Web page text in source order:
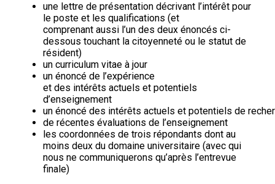
une lettre de présentation décrivant l’intérêt pour
le poste et les qualifications (et
comprenant aussi l’un des deux énoncés ci-
dessous touchant la citoyenneté ou le statut de
résident)
un curriculum vitae à jour
un énoncé de l’expérience
et des intérêts actuels et potentiels
d’enseignement
un énoncé des intérêts actuels et potentiels de
de récentes évaluations de l’enseignement
les coordonnées de trois répondants dont au
moins deux du domaine universitaire (avec qui
nous ne communiquerons qu’après l’entrevue
finale)